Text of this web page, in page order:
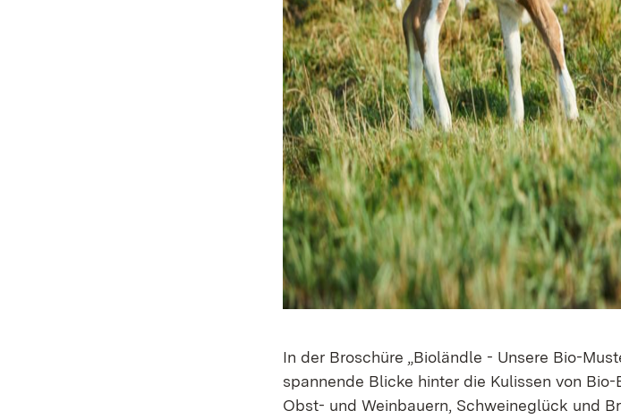
In der Broschüre „Bioländle - Unsere Bio-
spannende Blicke hinter die Kulissen von
Obst- und Weinbauern, Schweineglück und